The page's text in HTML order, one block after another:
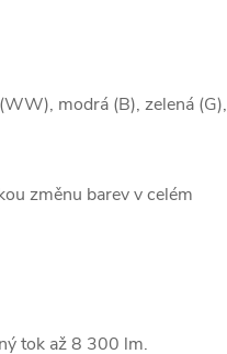
modrá (B), zelená (G),
změnu barev v celém
tok až 8 300 lm.